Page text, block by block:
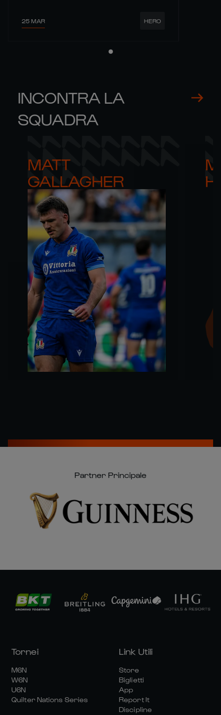
25 MAR HERO
INCONTRA LA
SQUADRA
MATT
GALLAGHER
Partner Principale
Tornei
M6N
W6N
U6N
Quilter Nations Series
Link Utili
Store
Biglietti
App
Report It
Discipline